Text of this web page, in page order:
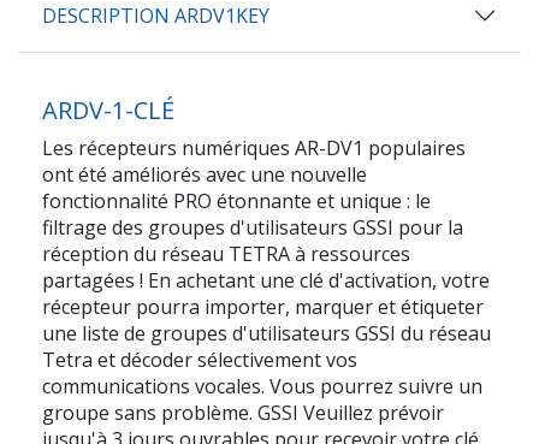
DESCRIPTION ARDV1KEY
ARDV-1-CLÉ
Les récepteurs numériques AR-DV1 populaires
ont été améliorés avec une nouvelle
fonctionnalité PRO étonnante et unique : le
filtrage des groupes d'utilisateurs GSSI pour la
réception du réseau TETRA à ressources
partagées ! En achetant une clé d'activation, votre
récepteur pourra importer, marquer et étiqueter
une liste de groupes d'utilisateurs GSSI du réseau
Tetra et décoder sélectivement vos
communications vocales. Vous pourrez suivre un
groupe sans problème. GSSI Veuillez prévoir
jusqu'à 3 jours ouvrables pour recevoir votre clé